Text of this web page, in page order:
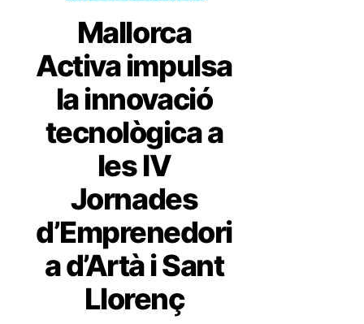
Mallorca
Activa impulsa
la innovació
tecnològica a
les IV
Jornades
d’Emprenedori
a d’Artà i Sant
Llorenç